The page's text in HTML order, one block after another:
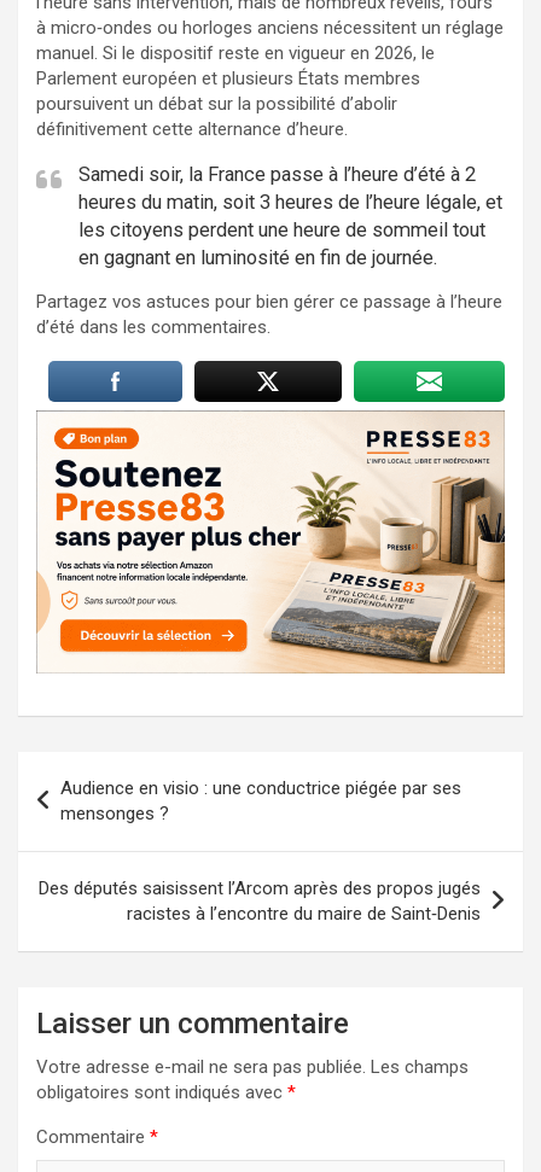
à micro‑ondes ou horloges anciens nécessitent un réglage
manuel. Si le dispositif reste en vigueur en 2026, le
Parlement européen et plusieurs États membres
poursuivent un débat sur la possibilité d’abolir
définitivement cette alternance d’heure.
Samedi soir, la France passe à l’heure d’été à 2
heures du matin, soit 3 heures de l’heure légale, et
les citoyens perdent une heure de sommeil tout
en gagnant en luminosité en fin de journée.
Partagez vos astuces pour bien gérer ce passage à l’heure
d’été dans les commentaires.
de
l’article
Audience en visio : une conductrice piégée par ses
mensonges ?
Des députés saisissent l’Arcom après des propos jugés
racistes à l’encontre du maire de Saint‑Denis
Laisser un commentaire
Votre adresse e-mail ne sera pas publiée. Les champs
obligatoires sont indiqués avec *
Commentaire *